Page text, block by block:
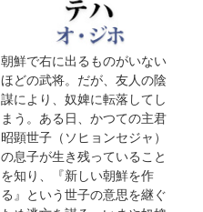
朝鮮で右に出るものがいない
ほどの武将。だが、友人の陰
謀により、奴婢に転落してし
まう。ある日、かつての主君
昭顕世子（ソヒョンセジャ）
の息子が生き残っていること
を知り、『新しい朝鮮を作
る』という世子の意思を継ぐ